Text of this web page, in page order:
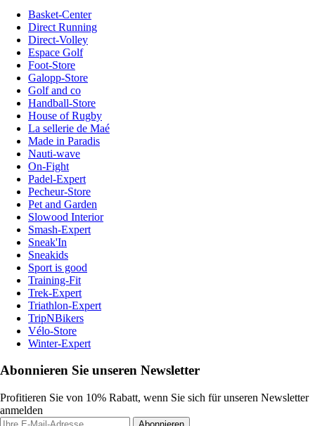
Basket-Center
Direct Running
Direct-Volley
Espace Golf
Foot-Store
Galopp-Store
Golf and co
Handball-Store
House of Rugby
La sellerie de Maé
Made in Paradis
Nauti-wave
On-Fight
Padel-Expert
Pecheur-Store
Pet and Garden
Slowood Interior
Smash-Expert
Sneak'In
Sneakids
Sport is good
Training-Fit
Trek-Expert
Triathlon-Expert
TripNBikers
Vélo-Store
Winter-Expert
Abonnieren Sie unseren Newsletter
Profitieren Sie von 10% Rabatt, wenn Sie sich für unseren Newsletter
anmelden